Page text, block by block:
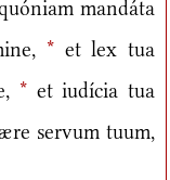
mandáta
*et lex tua
*et iudícia tua
servum tuum,